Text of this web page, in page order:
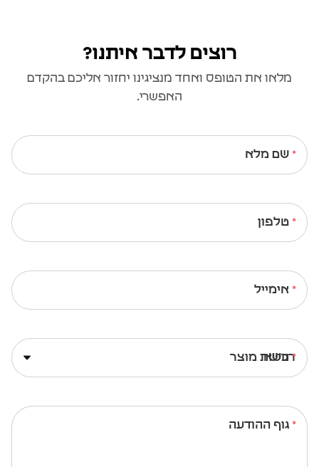
רוצים לדבר איתנו?
מלאו את הטופס ואחד מנציגינו יחזור אליכם בהקדם
האפשרי.
שם מלא
טלפון
אימייל
נושא
גוף ההודעה